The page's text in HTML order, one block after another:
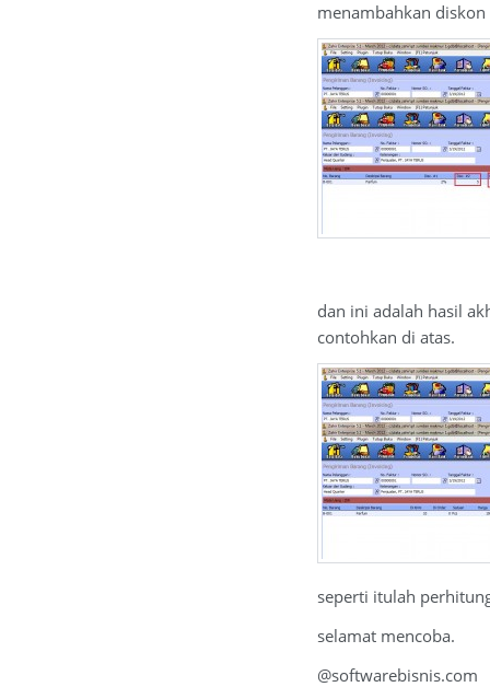
menambahkan diskon
dan ini adalah hasil
contohkan di atas.
seperti itulah
selamat mencoba.
@softwarebisnis.com